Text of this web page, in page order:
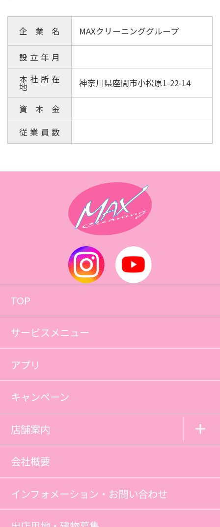
企業名 MAXクリーニンググループ
設立年月
本社所在
地 神奈川県座間市小松原1-22-14
資本金
従業員数
TOP
サービスメニュー
アプリ
キャンペーン
店舗案内
会社概要
インフォメーション・お問い合わせ